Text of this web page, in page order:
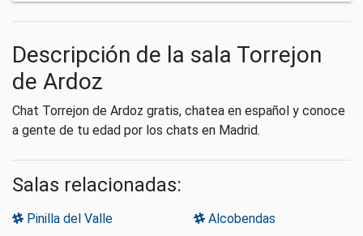
Descripción de la sala Torrejon
de Ardoz
Chat Torrejon de Ardoz gratis, chatea en español y conoce
a gente de tu edad por los chats en Madrid.
Salas relacionadas:
Pinilla del Valle Alcobendas